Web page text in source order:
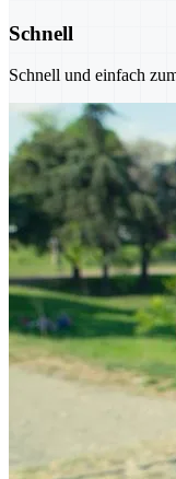
Schnell
Schnell und einfach